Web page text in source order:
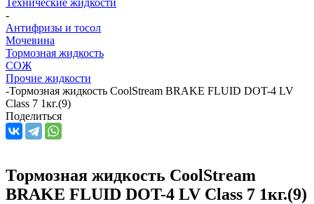
-
Антифризы и тосол
Мочевина
Тормозная жидкость
СОЖ
Прочие жидкости
-Тормозная жидкость CoolStream BRAKE FLUID DOT-4 LV
Class 7 1кг.(9)
Поделиться
Тормозная жидкость CoolStream
BRAKE FLUID DOT-4 LV Class 7 1кг.(9)